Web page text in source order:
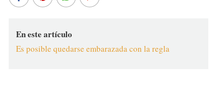
En este artículo
Es posible quedarse embarazada con la regla